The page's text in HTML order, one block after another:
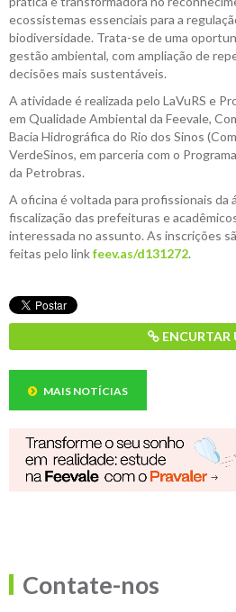
ecossistemas essenciais para a
biodiversidade. Trata-se de uma
gestão ambiental, com ampliação de
decisões mais sustentáveis.
A atividade é realizada pelo LaVuRS e
em Qualidade Ambiental da Feevale,
Bacia Hidrográfica do Rio dos Sinos
VerdeSinos, em parceria com o
da Petrobras.
A oficina é voltada para profissionais da
fiscalização das prefeituras e
interessada no assunto. As inscrições
feitas pelo linkfeev.as/d131272.
ENCURTAR
MAIS NOTÍCIAS
Contate-nos